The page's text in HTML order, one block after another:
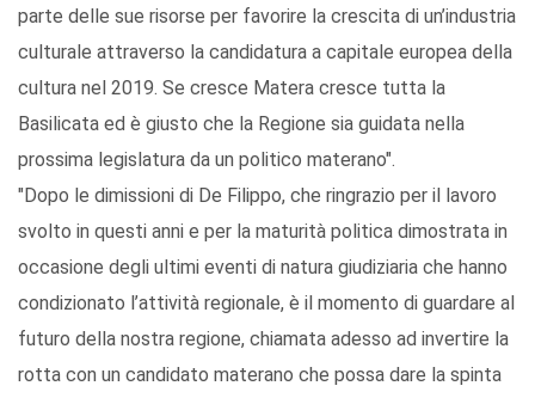
parte delle sue risorse per favorire la crescita di un’industria
culturale attraverso la candidatura a capitale europea della
cultura nel 2019. Se cresce Matera cresce tutta la
Basilicata ed è giusto che la Regione sia guidata nella
prossima legislatura da un politico materano".
"Dopo le dimissioni di De Filippo, che ringrazio per il lavoro
svolto in questi anni e per la maturità politica dimostrata in
occasione degli ultimi eventi di natura giudiziaria che hanno
condizionato l’attività regionale, è il momento di guardare al
futuro della nostra regione, chiamata adesso ad invertire la
rotta con un candidato materano che possa dare la spinta